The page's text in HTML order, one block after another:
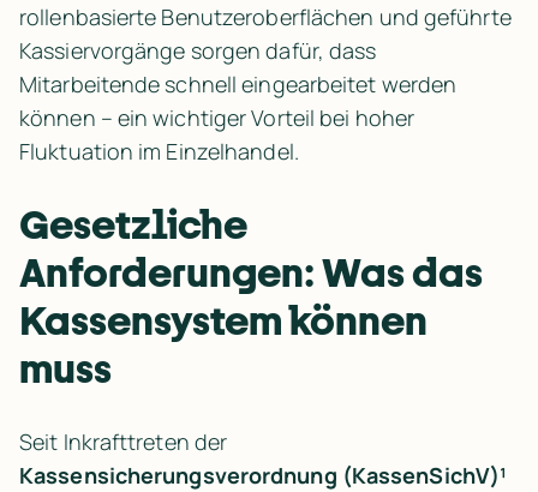
rollenbasierte Benutzeroberflächen und geführte
Kassiervorgänge sorgen dafür, dass
Mitarbeitende schnell eingearbeitet werden
können – ein wichtiger Vorteil bei hoher
Fluktuation im Einzelhandel.
Gesetzliche
Anforderungen: Was das
Kassensystem können
muss
Kassensicherungsverordnung (KassenSichV)¹